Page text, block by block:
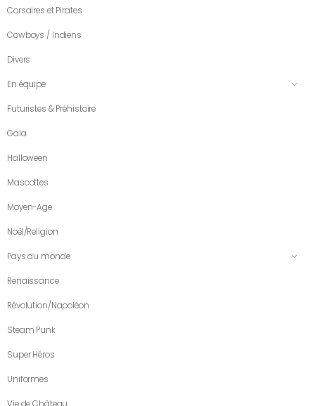
Corsaires et Pirates
Cowboys / Indiens
Divers
En équipe
Futuristes & Préhistoire
Gala
Halloween
Mascottes
Moyen-Age
Noël/Religion
Pays du monde
Renaissance
Révolution/Napoléon
Steam Punk
Super Héros
Uniformes